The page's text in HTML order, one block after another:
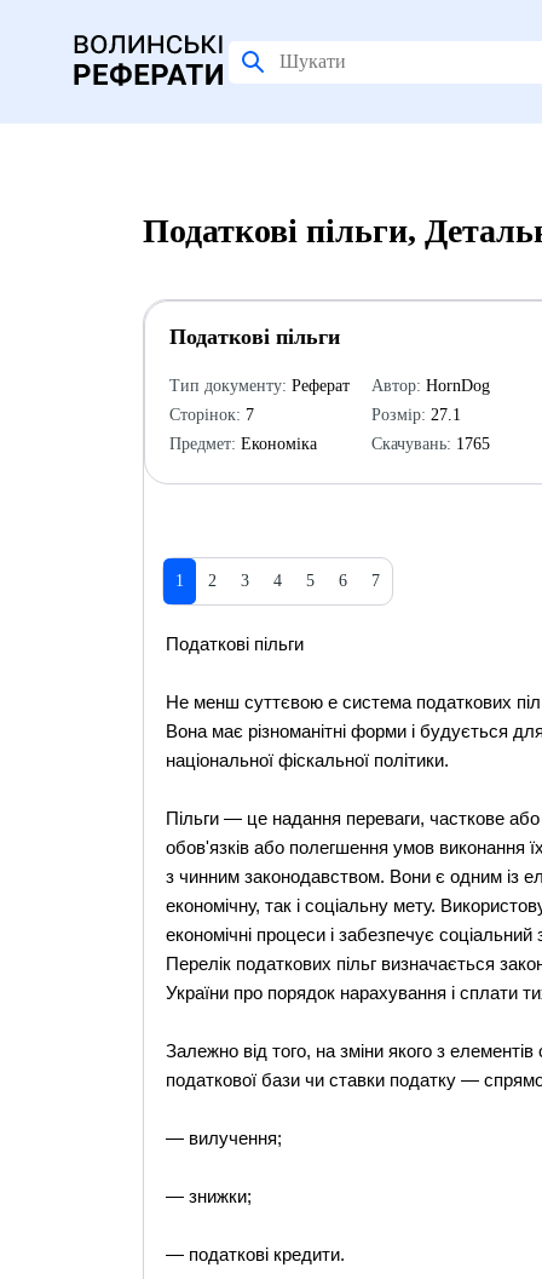
Податкові пільги,
Податкові пільги
Тип документу: Реферат
Сторінок: 7
Предмет: Економіка
Автор: HornDog
Розмір: 27.1
Скачувань: 1765
1 2 3 4 5 6 7
Податкові пільги
Не менш суттєвою е система податкових
Вона має різноманітні форми і будується
національної фіскальної політики.
Пільги — це надання переваги, часткове
обов'язків або полегшення умов виконання
з чинним законодавством. Вони є одним із
економічну, так і соціальну мету.
економічні процеси і забезпечує
Перелік податкових пільг визначається
України про порядок нарахування і сплати
Залежно від того, на зміни якого з
податкової бази чи ставки податку —
— вилучення;
— знижки;
— податкові кредити.